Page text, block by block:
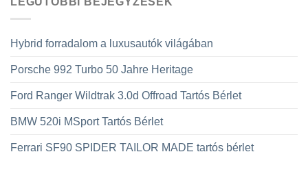
Hybrid forradalom a luxusautók világában
Porsche 992 Turbo 50 Jahre Heritage
Ford Ranger Wildtrak 3.0d Offroad Tartós Bérlet
BMW 520i MSport Tartós Bérlet
Ferrari SF90 SPIDER TAILOR MADE tartós bérlet